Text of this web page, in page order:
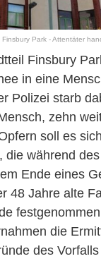
Park - Attentäter
Finsbury
in eine
Polizei starb
zehn
soll es
die während
Ende eines
48 Jahre alte
die
des